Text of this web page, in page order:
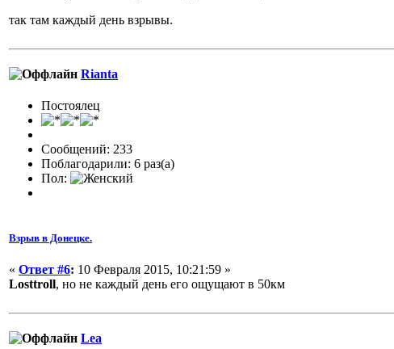
так там каждый день взрывы.
Rianta
Постоялец
Сообщений: 233
Поблагодарили: 6 раз(а)
Пол:
Взрыв в Донецке.
« Ответ #6: 10 Февраля 2015, 10:21:59 »
Losttroll, но не каждый день его ощущают в 50км
Lea